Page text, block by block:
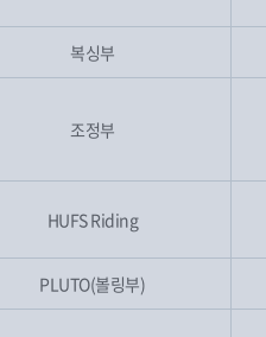
복싱부
조정부
HUFS Riding
PLUTO(볼링부)